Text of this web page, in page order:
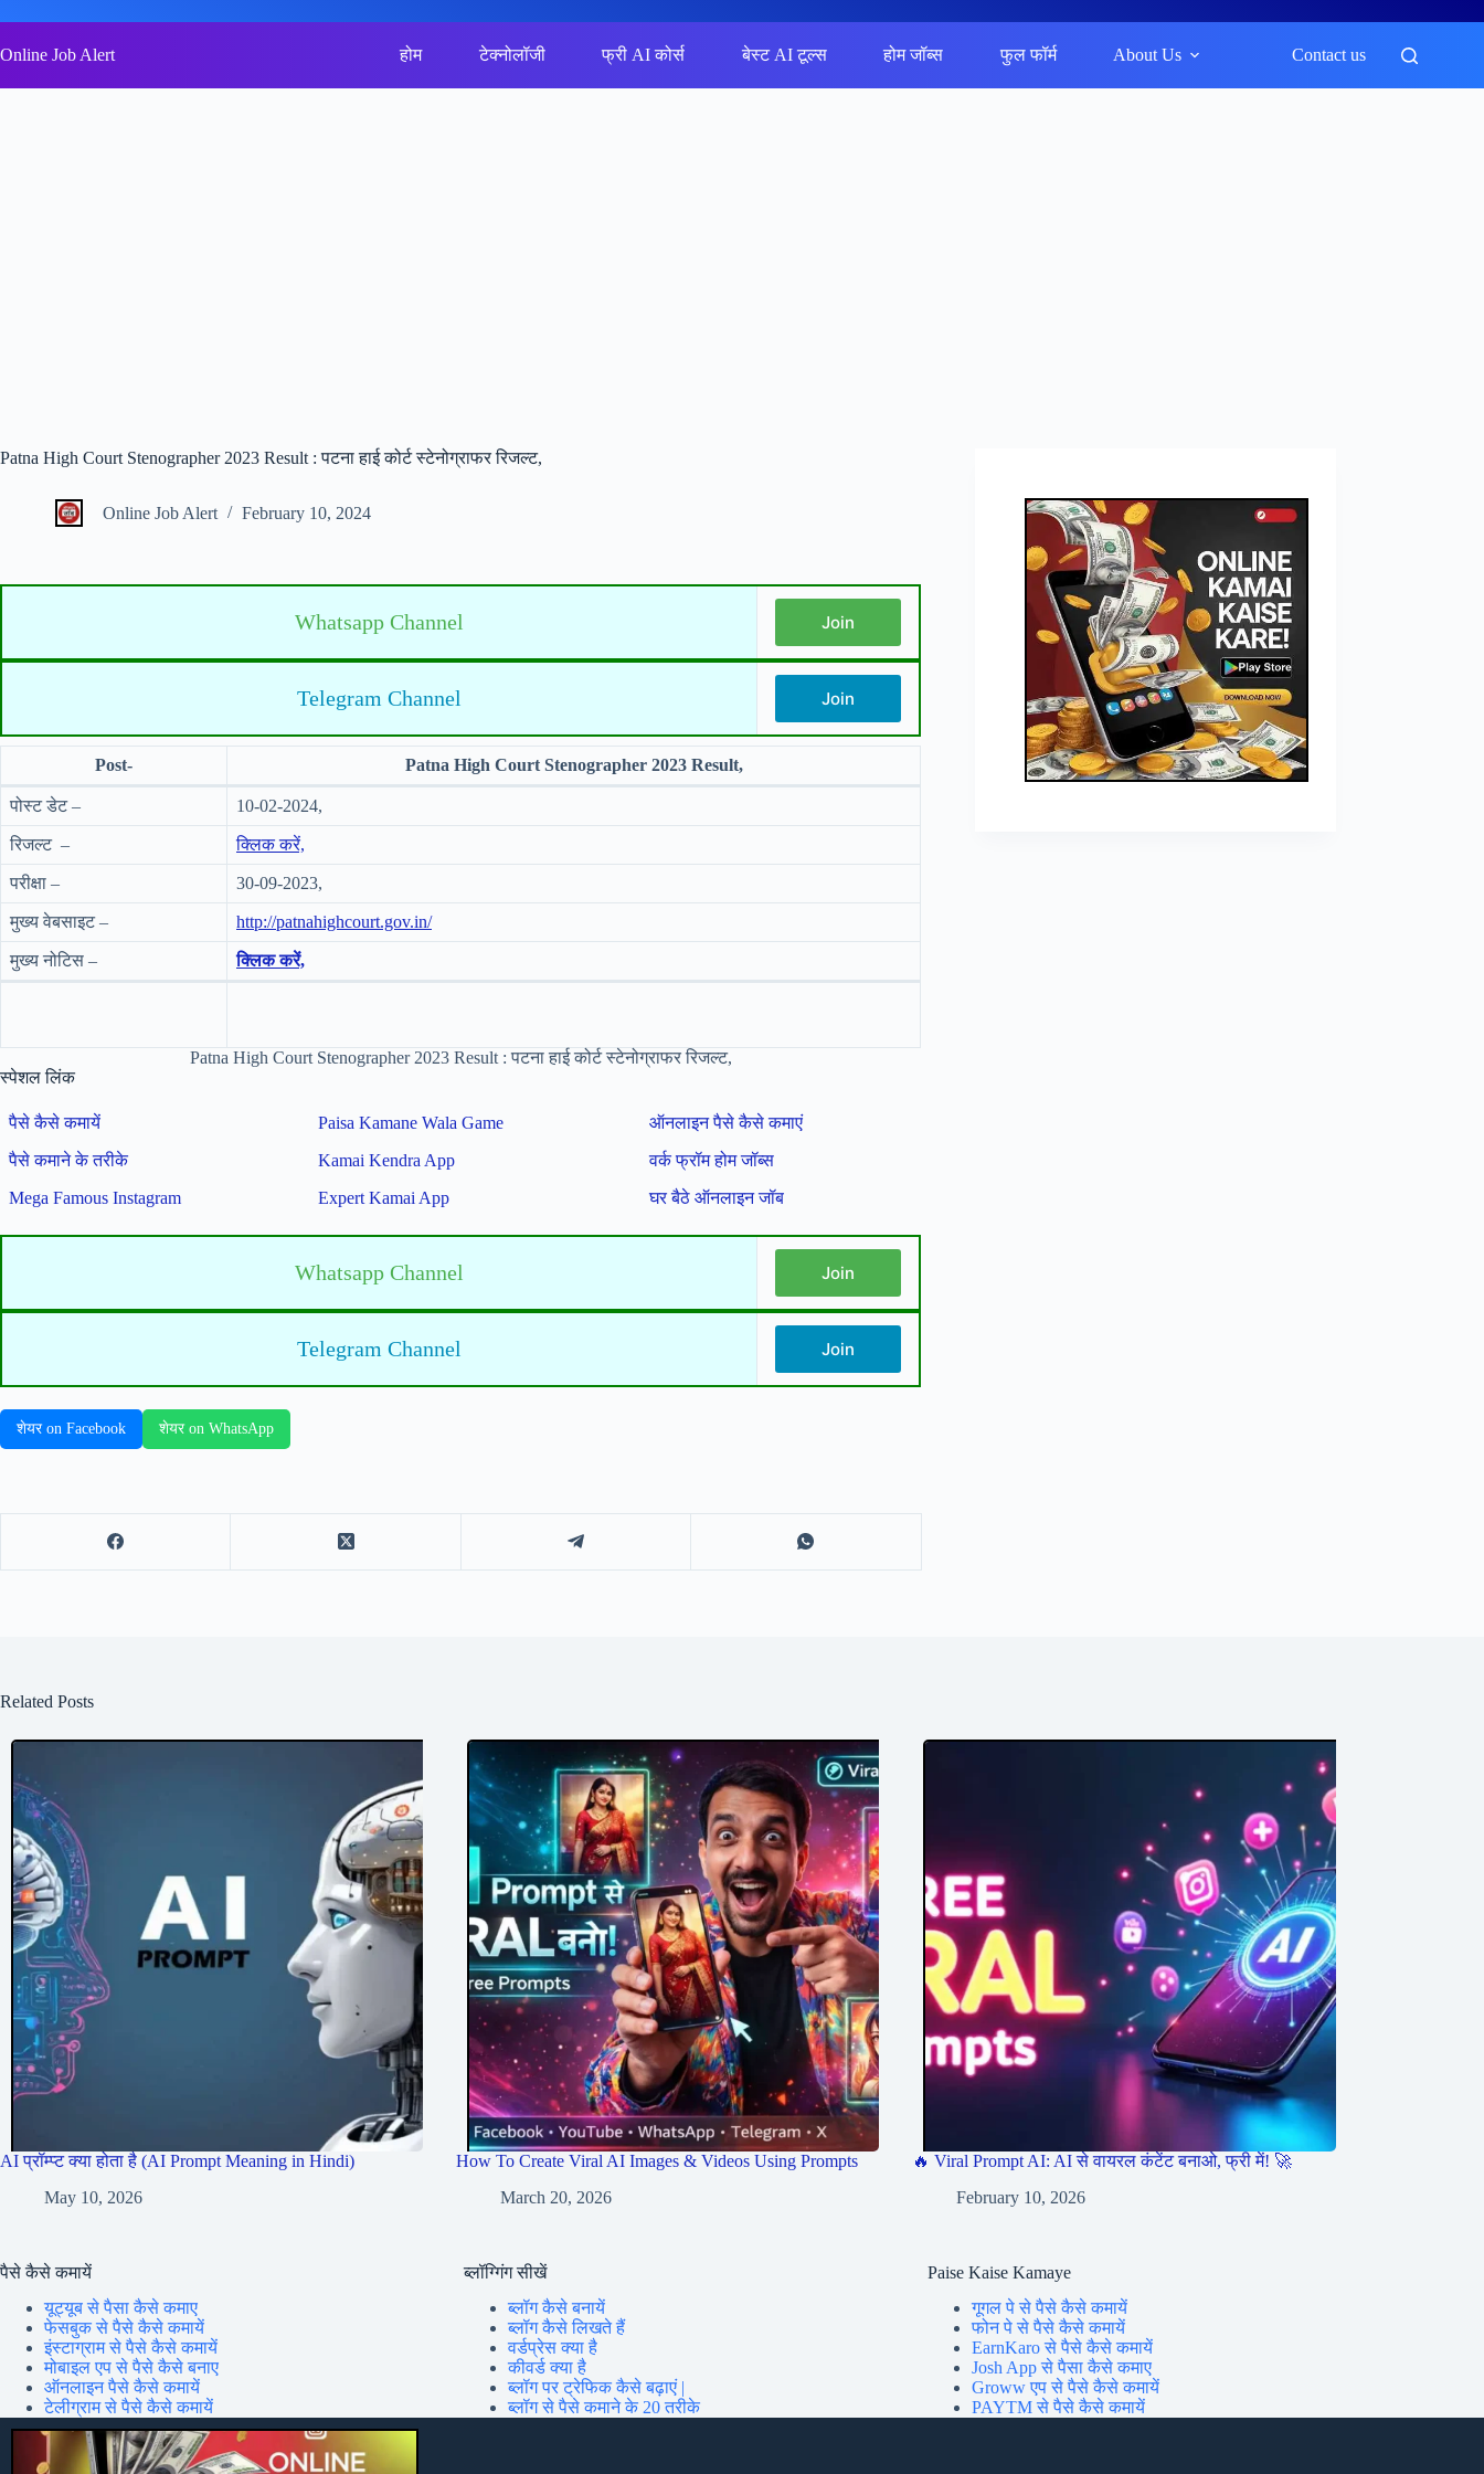
to
content
Online Job Alert होम टेक्नोलॉजी फ्री AI कोर्स बेस्ट AI टूल्स होम जॉब्स फुल फॉर्म About Us Contact us
Patna High Court Stenographer 2023 Result : पटना हाई कोर्ट स्टेनोग्राफर रिजल्ट,
Online Job Alert February 10, 2024
Whatsapp Channel Join
Telegram Channel Join
Post- Patna High Court Stenographer 2023 Result,
पोस्ट डेट – 10-02-2024,
रिजल्ट – क्लिक करें,
परीक्षा – 30-09-2023,
मुख्य वेबसाइट – http://patnahighcourt.gov.in/
मुख्य नोटिस – क्लिक करें,
Patna High Court Stenographer 2023 Result : पटना हाई कोर्ट स्टेनोग्राफर रिजल्ट,
स्पेशल लिंक
पैसे कैसे कमायें Paisa Kamane Wala Game
ऑनलाइन पैसे कैसे कमाएं
पैसे कमाने के तरीके
Kamai Kendra App
वर्क फ्रॉम होम जॉब्स
Mega Famous Instagram
Expert Kamai App घर बैठे ऑनलाइन जॉब
Whatsapp Channel Join
Telegram Channel Join
शेयर on Facebook शेयर on WhatsApp
Related Posts
AI प्रॉम्प्ट क्या होता है (AI Prompt Meaning in Hindi)
May 10, 2026
How To Create Viral AI Images & Videos Using Prompts
March 20, 2026
🔥 Viral Prompt AI: AI से वायरल कंटेंट बनाओ, फ्री में! 🚀
February 10, 2026
पैसे कैसे कमायें
यूट्यूब से पैसा कैसे कमाए
फेसबुक से पैसे कैसे कमायें
इंस्टाग्राम से पैसे कैसे कमायें
मोबाइल एप से पैसे कैसे बनाए
ऑनलाइन पैसे कैसे कमायें
टेलीग्राम से पैसे कैसे कमायें
ब्लॉग्गिंग सीखें
ब्लॉग कैसे बनायें
ब्लॉग कैसे लिखते हैं
वर्डप्रेस क्या है
कीवर्ड क्या है
ब्लॉग पर ट्रेफिक कैसे बढ़ाएं |
ब्लॉग से पैसे कमाने के 20 तरीके
Paise Kaise Kamaye
गूगल पे से पैसे कैसे कमायें
फोन पे से पैसे कैसे कमायें
EarnKaro से पैसे कैसे कमायें
Josh App से पैसा कैसे कमाए
Groww एप से पैसे कैसे कमायें
PAYTM से पैसे कैसे कमायें